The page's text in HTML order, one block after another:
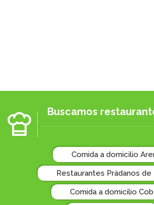
Buscamos
Comida a domicilio
Restaurantes Prádanos de
Comida a domicilio